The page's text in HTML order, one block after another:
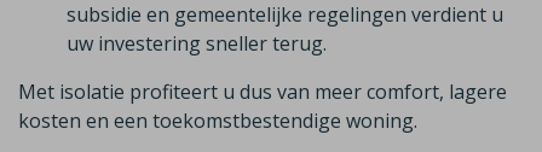
subsidie en gemeentelijke regelingen verdient u
uw investering sneller terug.
Met isolatie profiteert u dus van meer comfort, lagere
kosten en een toekomstbestendige woning.